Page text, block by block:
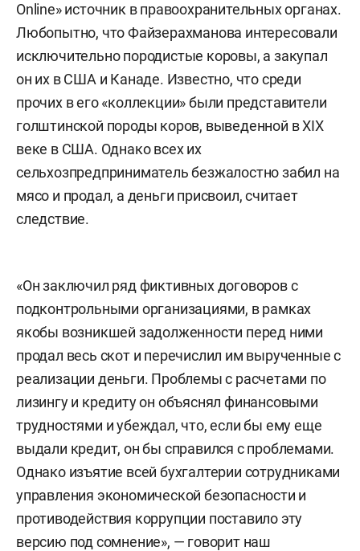
Online» источник в правоохранительных органах.
Любопытно, что Файзерахманова интересовали
исключительно породистые коровы, а закупал
он их в США и Канаде. Известно, что среди
прочих в его «коллекции» были представители
голштинской породы коров, выведенной в XIX
веке в США. Однако всех их
сельхозпредприниматель безжалостно забил на
мясо и продал, а деньги присвоил, считает
следствие.
«Он заключил ряд фиктивных договоров с
подконтрольными организациями, в рамках
якобы возникшей задолженности перед ними
продал весь скот и перечислил им вырученные с
реализации деньги. Проблемы с расчетами по
лизингу и кредиту он объяснял финансовыми
трудностями и убеждал, что, если бы ему еще
выдали кредит, он бы справился с проблемами.
Однако изъятие всей бухгалтерии сотрудниками
управления экономической безопасности и
противодействия коррупции поставило эту
версию под сомнение», — говорит наш